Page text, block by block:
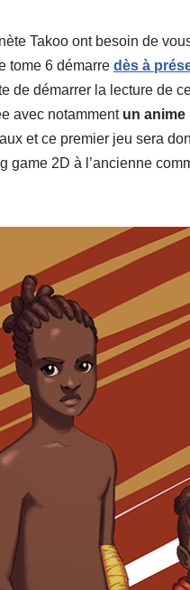
Takoo ont besoin de
tome 6 démarre dès à
de démarrer la lecture de
avec notamment un anime
et ce premier jeu sera
game 2D à l’ancienne